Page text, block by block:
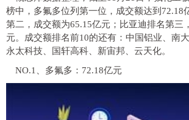
榜中，多氟多位列第一位，成交额达到72.18
第二，成交额为65.15亿元；比亚迪排名第三
元。成交额排名前10的还有：中国铝业、南
永太科技、国轩高科、新宙邦、云天化。
NO.1、多氟多：72.18亿元